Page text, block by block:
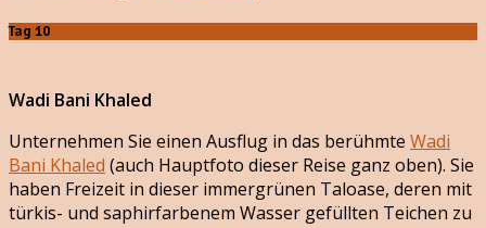
Tag 10
Wadi Bani Khaled
Unternehmen Sie einen Ausflug in das berühmte Wadi
Bani Khaled (auch Hauptfoto dieser Reise ganz oben). Sie
haben Freizeit in dieser immergrünen Taloase, deren mit
türkis- und saphirfarbenem Wasser gefüllten Teichen zu